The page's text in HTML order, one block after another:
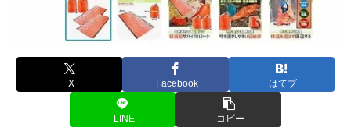
X Facebook はてブ
LINE コピー